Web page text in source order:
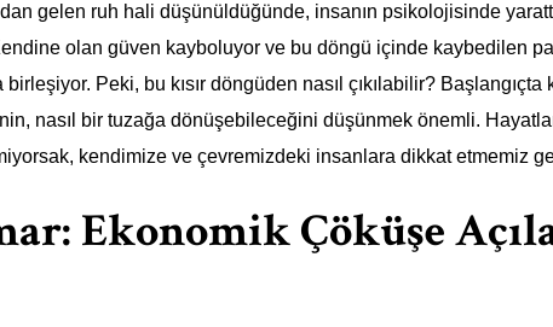
gelen ruh hali düşünüldüğünde, insanın psikolojisinde
olan güven kayboluyor ve bu döngü içinde kaybedilen
Peki, bu kısır döngüden nasıl çıkılabilir? Başlangıçta
nasıl bir tuzağa dönüşebileceğini düşünmek önemli.
kendimize ve çevremizdeki insanlara dikkat etmemiz
Ekonomik Çöküşe